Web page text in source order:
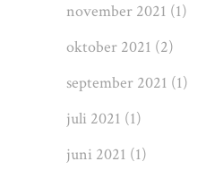
november 2021 (1)
oktober 2021 (2)
september 2021 (1)
juli 2021 (1)
juni 2021 (1)